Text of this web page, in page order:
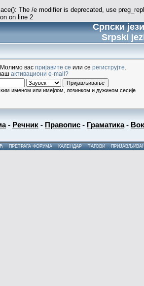
The /e modifier is deprecated, use
on line 2
Српски
Srpski
. Молимо вас пријавите се или се региструјте
активациони e-mail?
именом или имејлом, лозинком и дужином сесије
- Речник - Правопис - Граматика-
ПРЕТРАГА ФОРУМА КАЛЕНДАР ТАГОВИ